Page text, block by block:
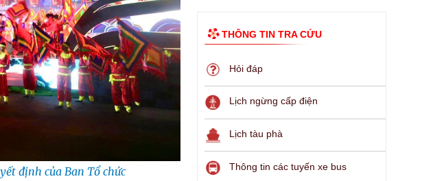
định của Ban Tổ chức
THÔNG TIN TRA CỨU
Hỏi đáp
Lịch ngừng cấp điện
Lịch tàu phà
Thông tin các tuyến xe bus